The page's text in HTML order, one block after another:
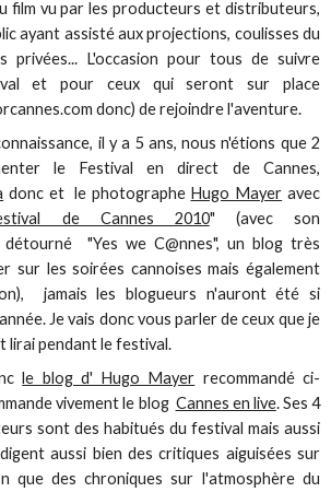
film vu par les producteurs et distributeurs,
ayant assisté aux projections, coulisses du
privées... L'occasion pour tous de suivre
et pour ceux qui seront sur place
donc) de rejoindre l'aventure.
il y a 5 ans, nous n'étions que 2
le Festival en direct de Cannes,
donc et le photographe Hugo Mayer avec
de Cannes 2010" (avec son
détourné "Yes we C@nnes", un blog très
sur les soirées cannoises mais également
jamais les blogueurs n'auront été si
Je vais donc vous parler de ceux que je
lirai pendant le festival.
le blog d' Hugo Mayer recommandé ci-
vivement le blog Cannes en live. Ses 4
sont des habitués du festival mais aussi
aussi bien des critiques aiguisées sur
que des chroniques sur l'atmosphère du